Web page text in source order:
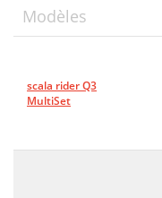
Modèles
scala rider Q3
MultiSet